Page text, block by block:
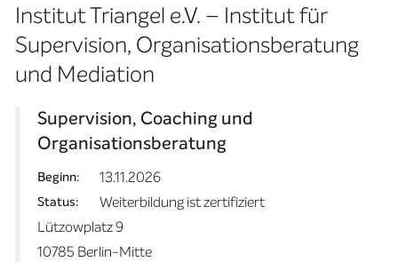
Institut Triangel e.V. – Institut für
Supervision, Organisationsberatung
und Mediation
Supervision, Coaching und
Organisationsberatung
Beginn: 13.11.2026
Status:
Weiterbildung ist zertifiziert
Lützowplatz 9
10785 Berlin-Mitte